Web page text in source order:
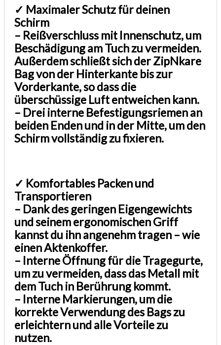
✓ Maximaler Schutz für deinen
Schirm
– Reißverschluss mit Innenschutz, um
Beschädigung am Tuch zu vermeiden.
Außerdem schließt sich der ZipNkare
Bag von der Hinterkante bis zur
Vorderkante, so dass die
überschüssige Luft entweichen kann.
– Drei interne Befestigungsriemen an
beiden Enden und in der Mitte, um den
Schirm vollständig zu fixieren.
✓ Komfortables Packen und
Transportieren
– Dank des geringen Eigengewichts
und seinem ergonomischen Griff
kannst du ihn angenehm tragen – wie
einen Aktenkoffer.
– Interne Öffnung für die Tragegurte,
um zu vermeiden, dass das Metall mit
dem Tuch in Berührung kommt.
– Interne Markierungen, um die
korrekte Verwendung des Bags zu
erleichtern und alle Vorteile zu
nutzen.